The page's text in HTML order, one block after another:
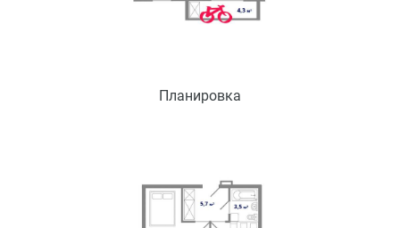
Планировка